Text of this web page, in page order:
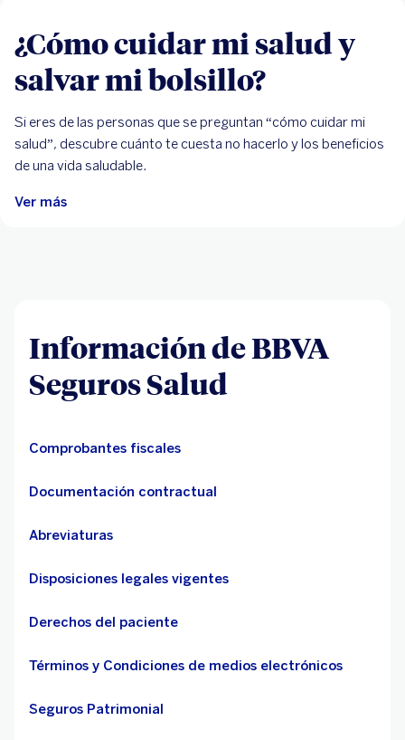
¿Cómo cuidar mi salud y
salvar mi bolsillo?
Si eres de las personas que se preguntan “cómo cuidar mi
salud”, descubre cuánto te cuesta no hacerlo y los beneficios
de una vida saludable.
Ver más
Información de BBVA
Seguros Salud
Comprobantes fiscales
Documentación contractual
Abreviaturas
Disposiciones legales vigentes
Derechos del paciente
Términos y Condiciones de medios electrónicos
Seguros Patrimonial